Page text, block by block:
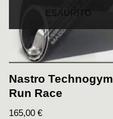
ESAURITO
Nastro Technogym
Run Race
165,00 €